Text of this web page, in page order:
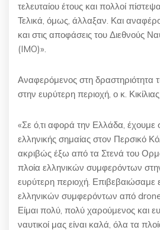
τελευταίου έτους και πολλοί
Τελικά, όμως, άλλαξαν. Και
και στις αποφάσεις του Διεθνούς
(IMO)».
Αναφερόμενος στη δραστηριότητα
στην ευρύτερη περιοχή, ο κ.
«Σε ό,τι αφορά την Ελλάδα, έχουμε
ελληνικής σημαίας στον Περσικό
ακριβώς έξω από τα Στενά του
πλοία ελληνικών συμφερόντων
ευρύτερη περιοχή. Επιβεβαιώσαμε
ελληνικών συμφερόντων από
Είμαι πολύ, πολύ χαρούμενος και
ναυτικοί μας είναι καλά, όλα τα